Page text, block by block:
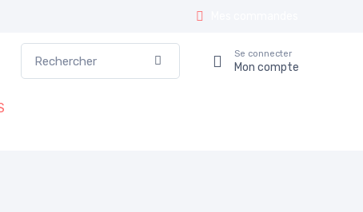
Se connecter
Mon compte